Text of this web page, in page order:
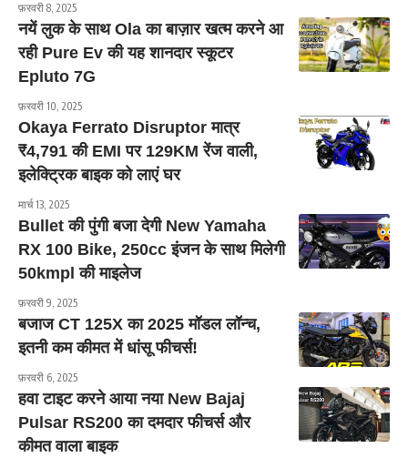
फ़रवरी 8, 2025
नयें लुक के साथ Ola का बाज़ार खत्म करने आ
रही Pure Ev की यह शानदार स्कूटर
Epluto 7G
फ़रवरी 10, 2025
Okaya Ferrato Disruptor मात्र
₹4,791 की EMI पर 129KM रेंज वाली,
इलेक्ट्रिक बाइक को लाएं घर
मार्च 13, 2025
Bullet की पुंगी बजा देगी New Yamaha
RX 100 Bike, 250cc इंजन के साथ मिलेगी
50kmpl की माइलेज
फ़रवरी 9, 2025
बजाज CT 125X का 2025 मॉडल लॉन्च,
इतनी कम कीमत में धांसू फीचर्स!
फ़रवरी 6, 2025
हवा टाइट करने आया नया New Bajaj
Pulsar RS200 का दमदार फीचर्स और
कीमत वाला बाइक